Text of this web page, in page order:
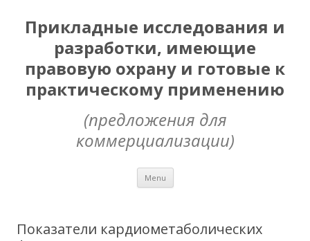
Прикладные исследования и
разработки, имеющие
правовую охрану и готовые к
практическому применению
(предложения для
коммерциализации)
Menu Skip
content
Показатели кардиометаболических